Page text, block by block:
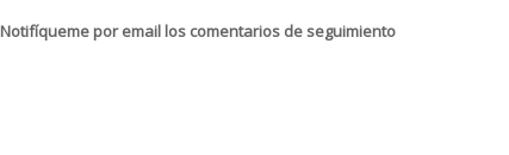
Notifíqueme por email los comentarios de seguimiento